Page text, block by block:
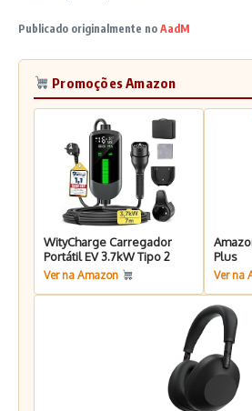
Publicado originalmente no AadM
Promoções Amazon
WityCharge Carregador
Portátil EV 3.7kW Tipo 2
Ver na Amazon
Plus
Ver na